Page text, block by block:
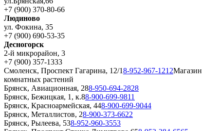
+7 (900) 370-80-66
Людиново
ул. Фокина, 35
+7 (900) 690-53-35
Десногорск
2-й микрорайон, 3
+7 (900) 357-1333
Смоленск, Проспект Гагарина, 12/18-952-967-1212Магазин
комнатных растений
Брянск, Авиационная, 288-950-694-2828
Брянск, Бежицкая, 1, к.88-900-699-9811
Брянск, Красноармейская, 448-900-699-9044
Брянск, Металлистов, 28-900-373-6622
Брянск, Рылеева, 538-952-960-3553